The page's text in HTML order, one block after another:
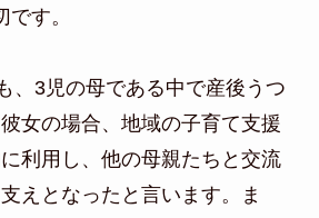
す。
、3児の母である中で産後うつ
女の場合、地域の子育て支援
利用し、他の母親たちと交流
えとなったと言います。ま